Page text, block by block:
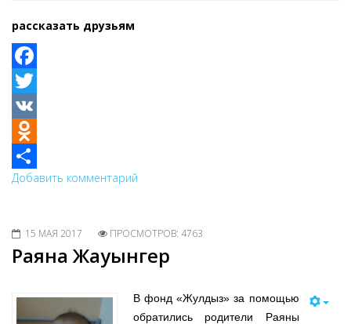
рассказать друзьям
Facebook
Twitter
VK
Odnoklassniki
Share
Добавить комментарий
15 МАЯ 2017 ПРОСМОТРОВ: 4763
Раяна Жауынгер
В фонд «Жулдыз» за помощью
обратились родители Раяны